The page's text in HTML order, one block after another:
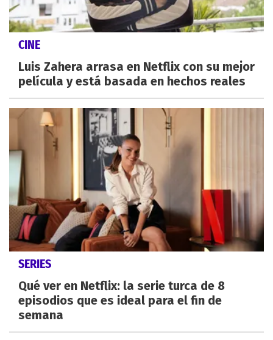
CINE
Luis Zahera arrasa en Netflix con su mejor
película y está basada en hechos reales
SERIES
Qué ver en Netflix: la serie turca de 8
episodios que es ideal para el fin de
semana